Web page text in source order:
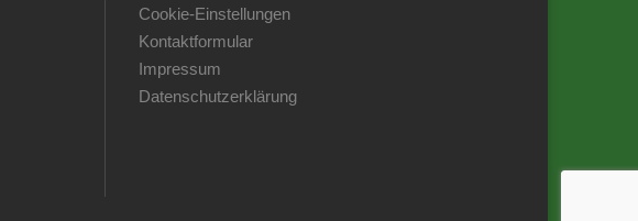
Cookie-Einstellungen
Kontaktformular
Impressum
Datenschutzerklärung